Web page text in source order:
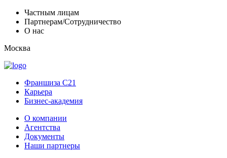
Частным лицам
Партнерам/Сотрудничество
О нас
Москва
Франшиза C21
Карьера
Бизнес-академия
О компании
Агентства
Документы
Наши партнеры